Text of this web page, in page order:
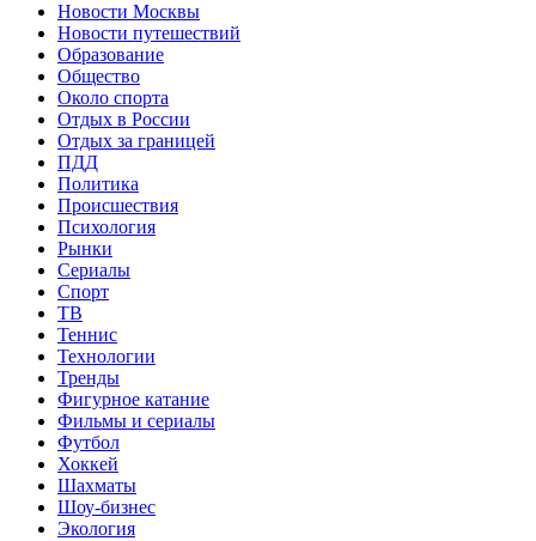
Новости Москвы
Новости путешествий
Образование
Общество
Около спорта
Отдых в России
Отдых за границей
ПДД
Политика
Происшествия
Психология
Рынки
Сериалы
Спорт
ТВ
Теннис
Технологии
Тренды
Фигурное катание
Фильмы и сериалы
Футбол
Хоккей
Шахматы
Шоу-бизнес
Экология